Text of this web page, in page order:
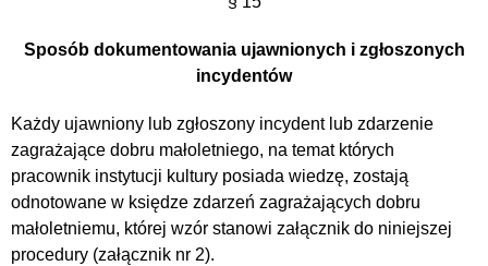
Sposób dokumentowania ujawnionych i zgłoszonych
incydentów
Każdy ujawniony lub zgłoszony incydent lub zdarzenie
zagrażające dobru małoletniego, na temat których
pracownik instytucji kultury posiada wiedzę, zostają
odnotowane w księdze zdarzeń zagrażających dobru
małoletniemu, której wzór stanowi załącznik do niniejszej
procedury (załącznik nr 2).